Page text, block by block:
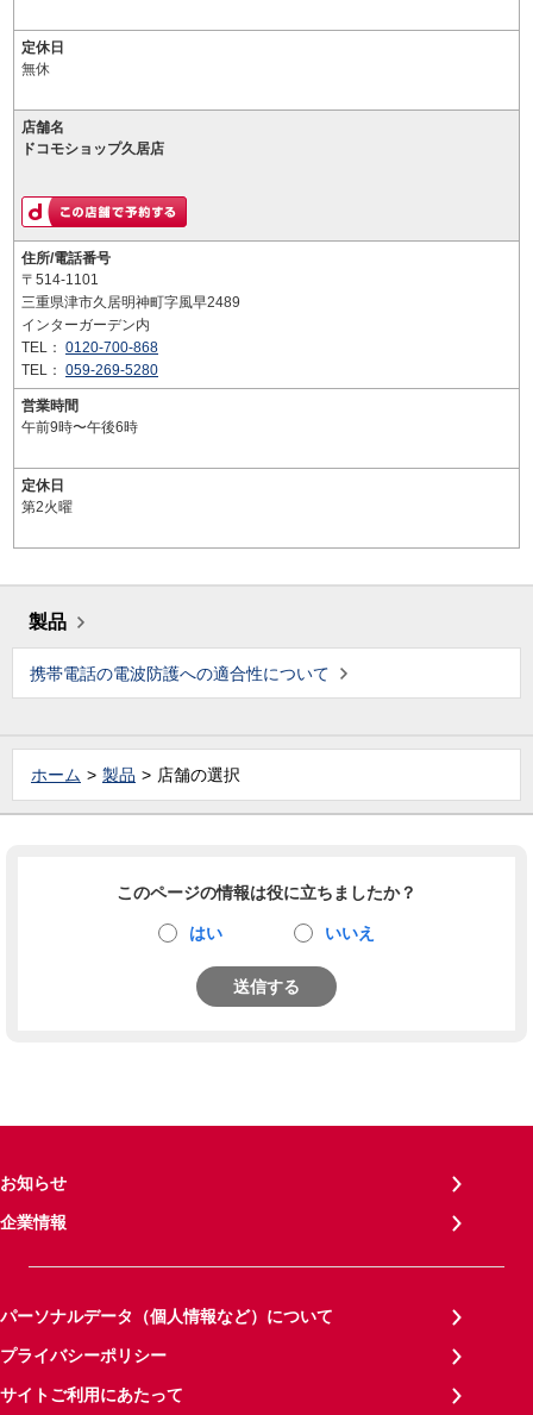
定休日
無休
店舗名
ドコモショップ久居店
住所/電話番号
〒514-1101
三重県津市久居明神町字風早2489
インターガーデン内
TEL： 0120-700-868
TEL： 059-269-5280
営業時間
午前9時〜午後6時
定休日
第2火曜
製品
携帯電話の電波防護への適合性について
ホーム 製品 店舗の選択
このページの情報は役に立ちましたか？
はい いいえ
送信する
お知らせ
企業情報
パーソナルデータ（個人情報など）について
プライバシーポリシー
サイトご利用にあたって